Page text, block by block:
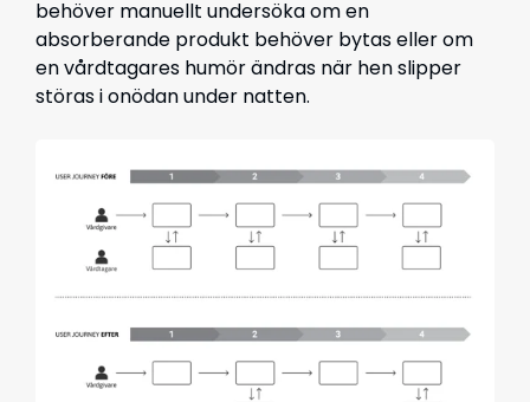
behöver manuellt undersöka om en
absorberande produkt behöver bytas eller om
en vårdtagares humör ändras när hen slipper
störas i onödan under natten.